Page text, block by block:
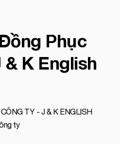
Phục
& K English
TY - J & K ENGLISH
ty